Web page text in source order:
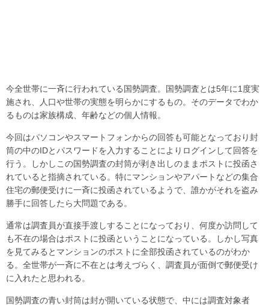
今全世帯に一斉に行われている国勢調査。国勢調査とは5年に1度実
施され、人口や世帯の実態を明らかにするもの。そのデータでわか
るものは家族構成、年齢などの個人情報。
今回はパソコンやスマートフォンからの回答も可能となっており封
筒の中のIDとパスワードを入力することによりログインして回答を
行う。しかしこの国勢調査の封筒が剥き出しのままポストに投函さ
れていると指摘されている。特にマンションやアパートなどの集合
住宅の郵便受けに一斉に投函されているようで、誰かがそれを盗み
勝手に回答したら大問題である。
通常は調査員が直接手渡しすることになっており、何度か訪問して
も不在の場合はポストに投函ということになっている。しかし写真
を見てみるとマンションのポストに全部投函されているのがわか
る。全世帯が一斉に不在とは考えづらく、調査員が面倒で郵便受け
に入れたと思われる。
国勢調査の青い封筒は封が開いている状態で、中には調査対象者